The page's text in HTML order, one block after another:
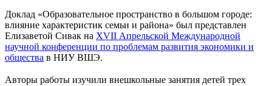
Доклад «Образовательное пространство в большом городе:
влияние характеристик семьи и района» был представлен
Елизаветой Сивак на XVII Апрельской Международной
научной конференции по проблемам развития экономики и
общества в НИУ ВШЭ.
Авторы работы изучили внешкольные занятия детей трех